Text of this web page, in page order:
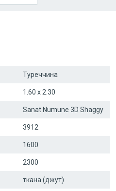
Туреччина
1.60 x 2.30
Sanat Numune 3D Shaggy
3912
1600
2300
ткана (джут)